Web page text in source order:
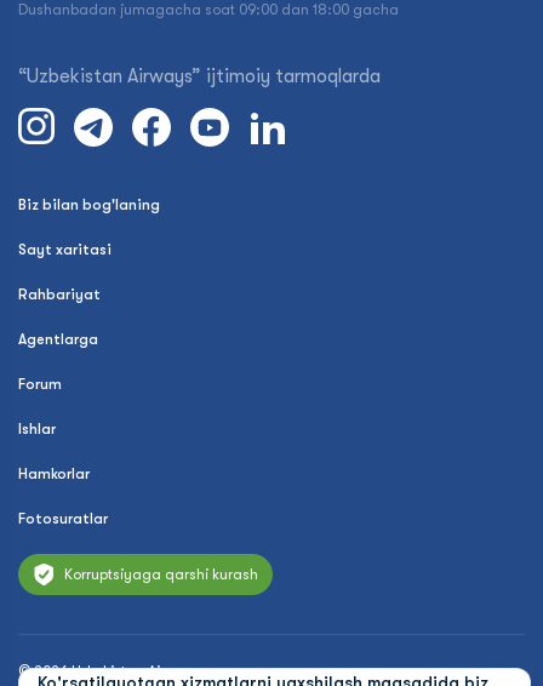
Dushanbadan jumagacha soat 09:00 dan 18:00 gacha
“Uzbekistan Airways” ijtimoiy tarmoqlarda
Biz bilan bog'laning
Sayt xaritasi
Rahbariyat
Agentlarga
Forum
Ishlar
Hamkorlar
Fotosuratlar
Korruptsiyaga qarshi kurash
© 2026 Uzbekistan Airways